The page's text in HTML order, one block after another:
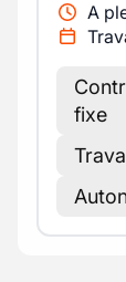
A
fixe